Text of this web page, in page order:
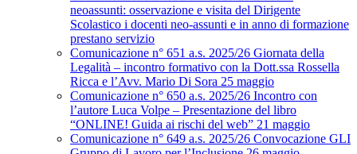
neoassunti: osservazione e visita del Dirigente
Scolastico i docenti neo-assunti e in anno di formazione
prestano servizio
Comunicazione n° 651 a.s. 2025/26 Giornata della
Legalità – incontro formativo con la Dott.ssa Rossella
Ricca e l’Avv. Mario Di Sora 25 maggio
Comunicazione n° 650 a.s. 2025/26 Incontro con
l’autore Luca Volpe – Presentazione del libro
“ONLINE! Guida ai rischi del web” 21 maggio
Comunicazione n° 649 a.s. 2025/26 Convocazione GLI